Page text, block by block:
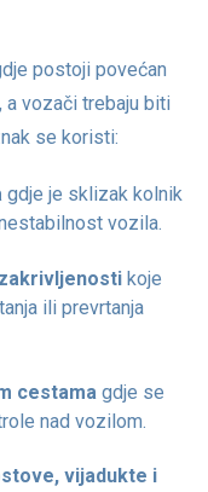
postoji povećan
vozači trebaju biti
se koristi:
gdje je sklizak kolnik
vozila.
koje
ili prevrtanja
cestama gdje se
nad vozilom.
vijadukte i